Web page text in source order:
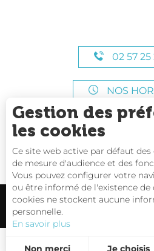
02 57 25
NOS
Gestion des
les cookies
Ce site web active par défaut
de mesure d'audience et des
Vous pouvez configurer votre
ou être informé de l'existence de
cookies ne stockent aucune
personnelle.
En savoir plus
Non merci Je choisis